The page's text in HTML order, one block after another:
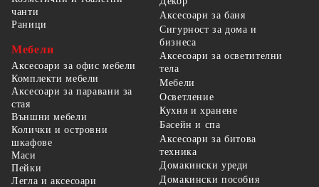
чанти
Раници
Мебели
Аксесоари за офис мебели
Комплекти мебели
Аксесоари за паравани за
стая
Външни мебели
Колички и островни
шкафове
Маси
Пейки
Легла и аксесоари
Аксесоари за баня
Сигурност за дома и
бизнеса
Аксесоари за осветителни
тела
Мебели
Осветление
Кухня и хранене
Басейн и спа
Аксесоари за битова
техника
Домакински уреди
Домакински пособия